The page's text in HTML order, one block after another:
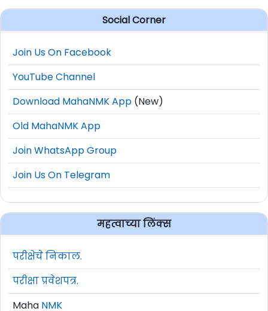
Social Corner
Join Us On Facebook
YouTube Channel
Download MahaNMK App (New)
Old MahaNMK App
Join WhatsApp Group
Join Us On Telegram
महत्वाच्या लिंक्स
परीक्षेचे निकाल.
परीक्षा प्रवेशपत्र.
Maha NMK